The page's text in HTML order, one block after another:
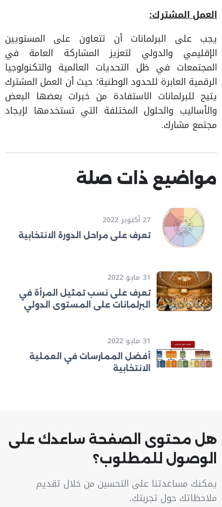
العمل المشترك:
يجب على البرلمانات أن تتعاون على المستويين
الإقليمي والدولي لتعزيز المشاركة العامة في
المجتمعات في ظل التحديات العالمية والتكنولوجيا
الرقمية العابرة للحدود الوطنية؛ حيث أن العمل المشترك
يتيح للبرلمانات الاستفادة من خبرات بعضها البعض
والأساليب والحلول المختلفة التي تستخدمها لإيجاد
مجتمع مشارك.
مواضيع ذات صلة
27 أكتوبر 2022
تعرف على مراحل الدورة الانتخابية
31 مايو 2022
تعرف على نسب تمثيل المرأة في
البرلمانات على المستوى الدولي
31 مايو 2022
أفضل الممارسات في العملية
الانتخابية
هل محتوى الصفحة ساعدك على
الوصول للمطلوب؟
يمكنك مساعدتنا على التحسين من خلال تقديم
ملاحظاتك حول تجربتك.